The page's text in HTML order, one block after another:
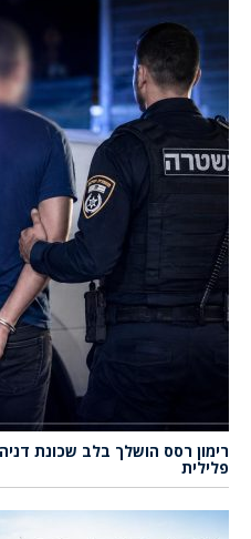
רימון רסס הושלך בלב שכונת
פלילית